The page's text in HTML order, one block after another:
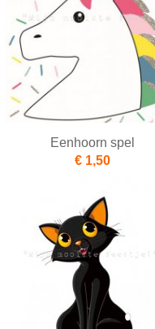
Eenhoorn spel
€ 1,50